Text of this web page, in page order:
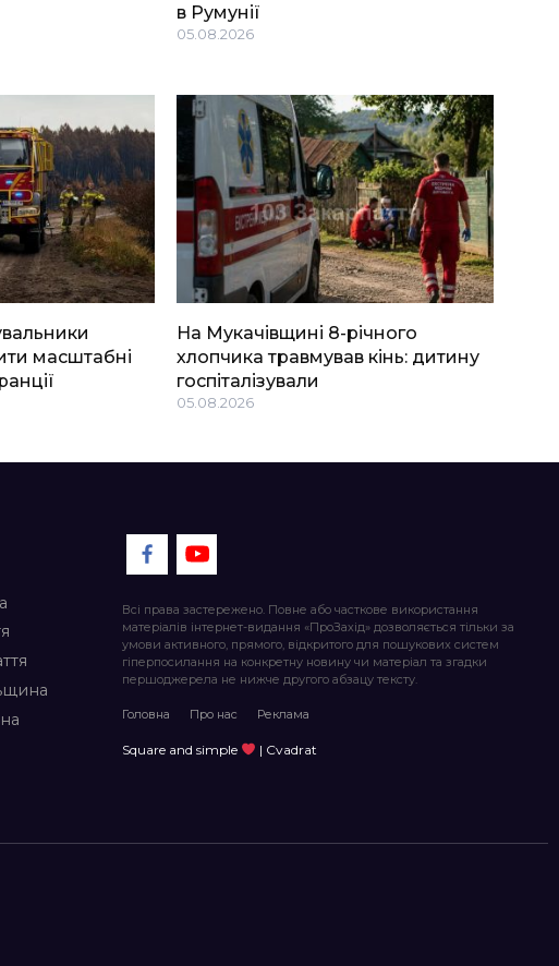
в Румунії
05.08.2026
масштабні
На Мукачівщині 8-річного
хлопчика травмував кінь: дитину
госпіталізували
05.08.2026
Всі права застережено. Повне або часткове використання
матеріалів інтернет-видання «ПроЗахід» дозволяється тільки за
умови активного, прямого, відкритого для пошукових систем
гіперпосилання на конкретну новину чи матеріал та згадки
першоджерела не нижче другого абзацу тексту.
Головна Про нас Реклама
Square and simple | Cvadrat